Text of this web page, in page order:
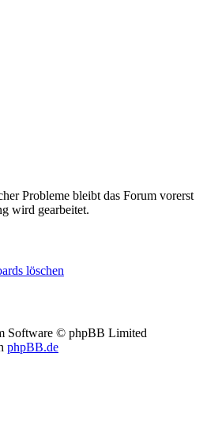
Probleme bleibt das Forum vorerst
wird gearbeitet.
löschen
Software © phpBB Limited
phpBB.de